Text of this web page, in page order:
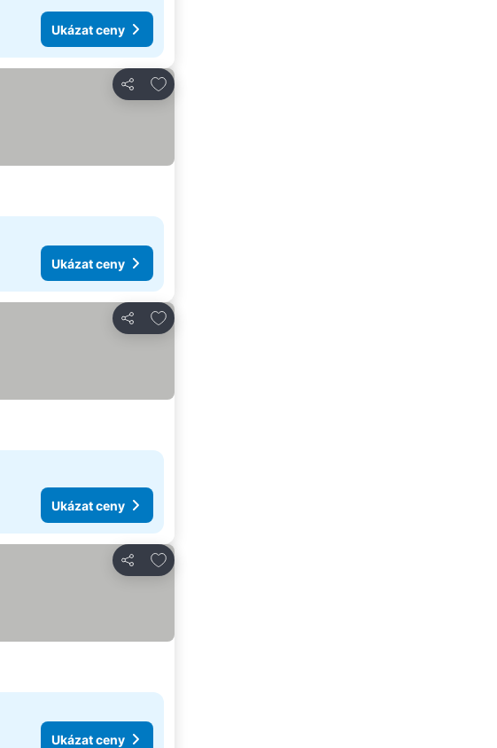
Ukázat ceny
Sdílet
Přidat na seznam oblíbených hotelů
Ukázat ceny
Sdílet
Přidat na seznam oblíbených hotelů
Ukázat ceny
Sdílet
Přidat na seznam oblíbených hotelů
Ukázat ceny